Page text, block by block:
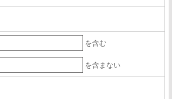
を含む
を含まない